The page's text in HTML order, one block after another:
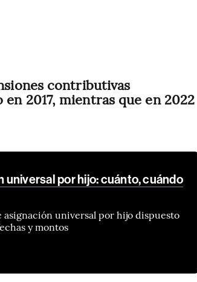
contributivas
2017, mientras que en 2022
universal por hijo: cuánto, cuándo
universal por hijo dispuesto
y montos